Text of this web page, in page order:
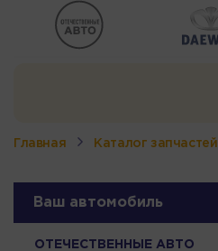
Главная Каталог запчастей
Ваш автомобиль
ОТЕЧЕСТВЕННЫЕ АВТО